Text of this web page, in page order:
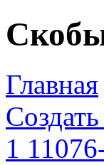
Главная
1